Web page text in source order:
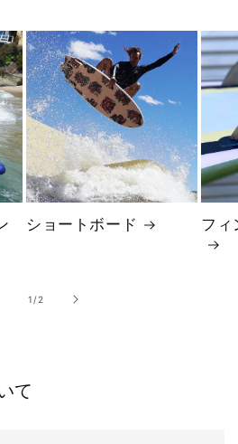
ショートボード フィ
1 /の
2
て